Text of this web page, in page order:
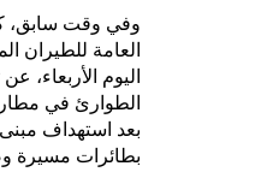
وفي وقت سابق،
العامة للطيران
اليوم الأربعاء،
الطوارئ في
بطائرات مسيرة